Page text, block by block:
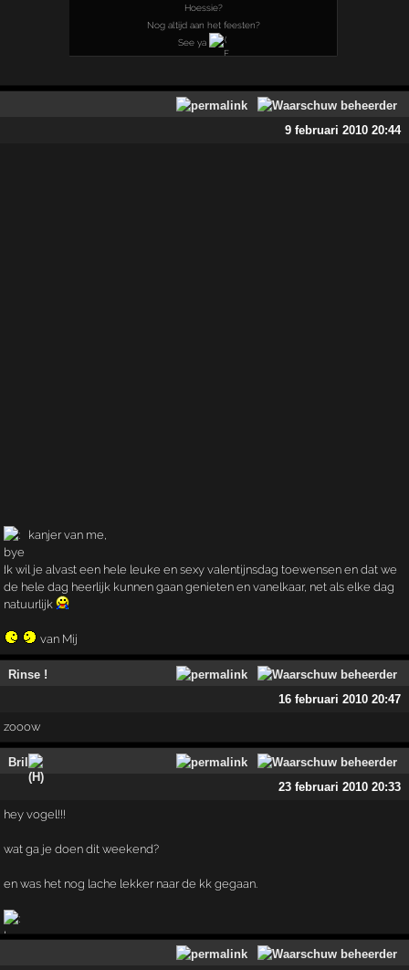
Hoessie?
Nog altijd aan het feesten?
See ya
9 februari 2010 20:44
kanjer van me,
Ik wil je alvast een hele leuke en sexy valentijnsdag toewensen en dat we
de hele dag heerlijk kunnen gaan genieten en vanelkaar, net als elke dag
natuurlijk
van Mij
Rinse !
16 februari 2010 20:47
zooow
Bril
23 februari 2010 20:33
hey vogel!!!
wat ga je doen dit weekend?
en was het nog lache lekker naar de kk gegaan.